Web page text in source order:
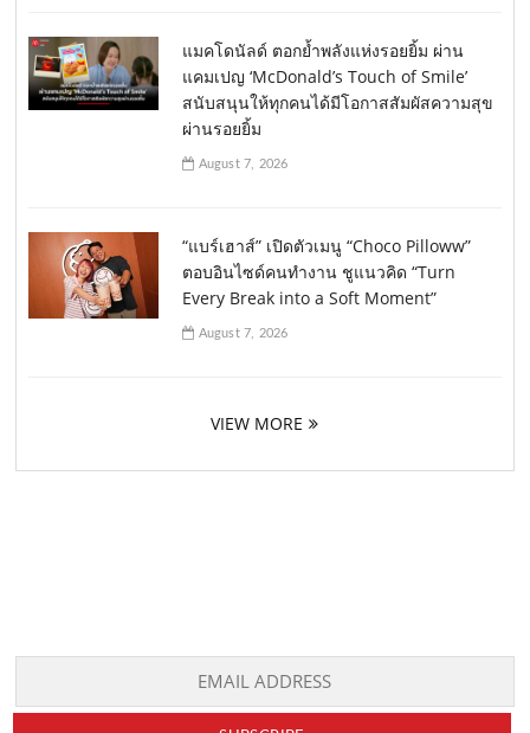
แมคโดนัลด์ ตอกย้ำพลังแห่งรอยยิ้ม ผ่าน
แคมเปญ ‘McDonald’s Touch of Smile’
สนับสนุนให้ทุกคนได้มีโอกาสสัมผัสความสุข
ผ่านรอยยิ้ม
August 7, 2026
“แบร์เฮาส์” เปิดตัวเมนู “Choco Pilloww”
ตอบอินไซด์คนทำงาน ชูแนวคิด “Turn
Every Break into a Soft Moment”
August 7, 2026
VIEW MORE